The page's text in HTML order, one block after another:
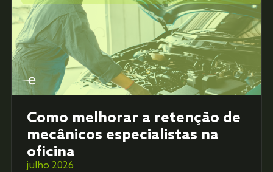
Como melhorar a retenção de
mecânicos especialistas na
oficina
julho 2026